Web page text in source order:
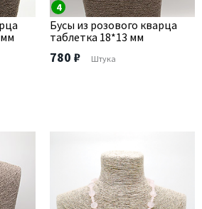
4
Бусы из розового кварца
таблетка 18*13 мм
780 ₽ Штука